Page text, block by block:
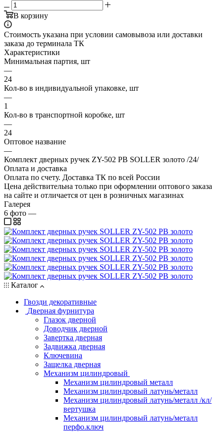
В корзину
Стоимость указана при условии самовывоза или доставки
заказа до терминала ТК
Характеристики
Минимальная партия, шт
—
24
Кол-во в индивидуальной упаковке, шт
—
1
Кол-во в транспортной коробке, шт
—
24
Оптовое название
—
Комплект дверных ручек ZY-502 PB SOLLER золото /24/
Оплата и доставка
Оплата по счету. Доставка ТК по всей России
Цена действительна только при оформлении оптового заказа
на сайте и отличается от цен в розничных магазинах
Галерея
6 фото —
Каталог
Гвозди декоративные
Дверная фурнитура
Глазок дверной
Доводчик дверной
Завертка дверная
Задвижка дверная
Ключевина
Защелка дверная
Механизм цилиндровый
Механизм цилиндровый металл
Механизм цилиндровый латунь/металл
Механизм цилиндровый латунь/металл /кл/
вертушка
Механизм цилиндровый латунь/металл
перфо.ключ